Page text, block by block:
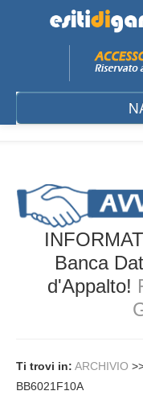
Provincia
Città
Settore
Ente
Banca
d'Appalto!
Ti trovi in: ARCHIVIO
BB6021F10A